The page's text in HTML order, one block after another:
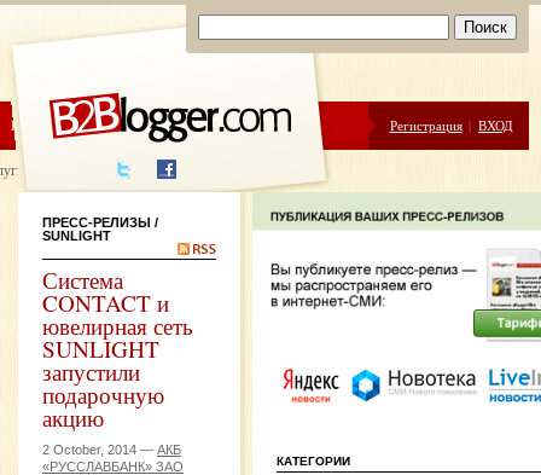
ЦЕНЫ ПОМОЩЬ Регистрация | ВХОД
написания
ПРЕСС-РЕЛИЗЫ /
SUNLIGHT
Система
CONTACT и
ювелирная сеть
SUNLIGHT
запустили
подарочную
акцию
2 October, 2014 — АКБ
«РУССЛАВБАНК» ЗАО
КАТЕГОРИИ